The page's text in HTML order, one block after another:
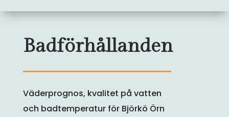
Badförhållanden
Väderprognos, kvalitet på vatten
och badtemperatur för Björkö Örn